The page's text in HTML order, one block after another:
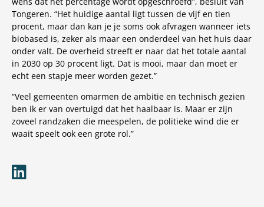
Tongeren. “Het huidige aantal ligt tussen de vijf en tien
procent, maar dan kan je je soms ook afvragen wanneer iets
biobased is, zeker als maar een onderdeel van het huis daar
onder valt. De overheid streeft er naar dat het totale aantal
in 2030 op 30 procent ligt. Dat is mooi, maar dan moet er
echt een stapje meer worden gezet.”
“Veel gemeenten omarmen de ambitie en technisch gezien
ben ik er van overtuigd dat het haalbaar is. Maar er zijn
zoveel randzaken die meespelen, de politieke wind die er
waait speelt ook een grote rol.”